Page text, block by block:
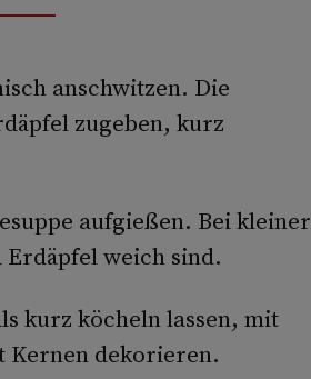
anschwitzen. Die
zugeben, kurz
aufgießen. Bei kleiner
weich sind.
kurz köcheln lassen, mit
Kernen dekorieren.